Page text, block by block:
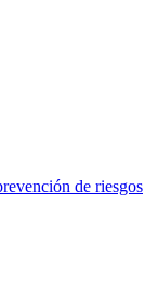
de riesgos